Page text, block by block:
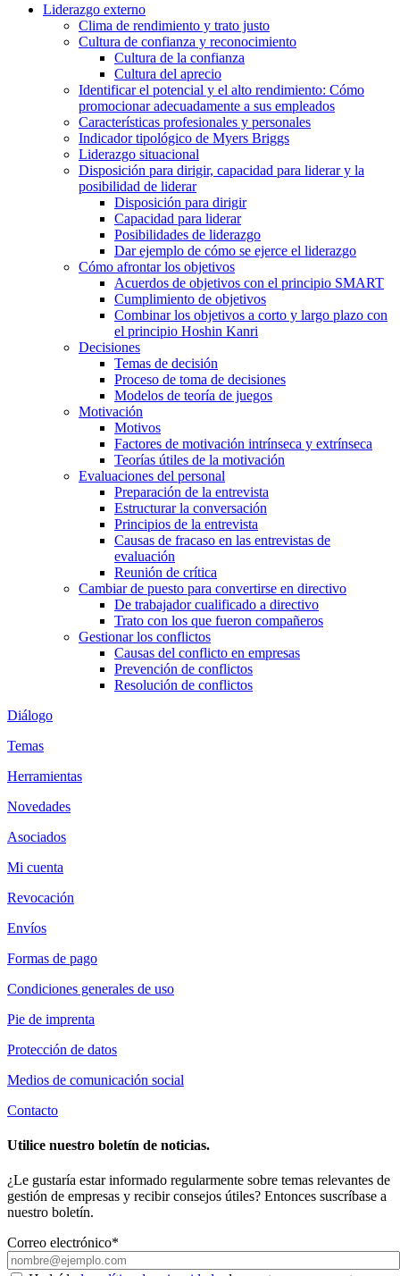
Liderazgo externo
Clima de rendimiento y trato justo
Cultura de confianza y reconocimiento
Cultura de la confianza
Cultura del aprecio
Identificar el potencial y el alto rendimiento: Cómo
promocionar adecuadamente a sus empleados
Características profesionales y personales
Indicador tipológico de Myers Briggs
Liderazgo situacional
Disposición para dirigir, capacidad para liderar y la
posibilidad de liderar
Disposición para dirigir
Capacidad para liderar
Posibilidades de liderazgo
Dar ejemplo de cómo se ejerce el liderazgo
Cómo afrontar los objetivos
Acuerdos de objetivos con el principio SMART
Cumplimiento de objetivos
Combinar los objetivos a corto y largo plazo con
el principio Hoshin Kanri
Decisiones
Temas de decisión
Proceso de toma de decisiones
Modelos de teoría de juegos
Motivación
Motivos
Factores de motivación intrínseca y extrínseca
Teorías útiles de la motivación
Evaluaciones del personal
Preparación de la entrevista
Estructurar la conversación
Principios de la entrevista
Causas de fracaso en las entrevistas de
evaluación
Reunión de crítica
Cambiar de puesto para convertirse en directivo
De trabajador cualificado a directivo
Trato con los que fueron compañeros
Gestionar los conflictos
Causas del conflicto en empresas
Prevención de conflictos
Resolución de conflictos
Diálogo
Temas
Herramientas
Novedades
Asociados
Mi cuenta
Revocación
Envíos
Formas de pago
Condiciones generales de uso
Pie de imprenta
Protección de datos
Medios de comunicación social
Contacto
Utilice nuestro boletín de noticias.
¿Le gustaría estar informado regularmente sobre temas relevantes de
gestión de empresas y recibir consejos útiles? Entonces suscríbase a
nuestro boletín.
Correo electrónico*